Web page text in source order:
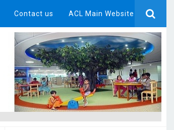
Contact us ACL Main Website